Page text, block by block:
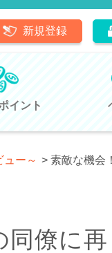
新規登録
イント
ー～ > 素敵な機会！
同僚に再